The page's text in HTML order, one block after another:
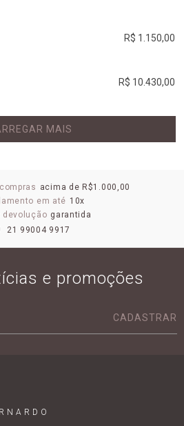
R$ 1.150,00
R$ 10.430,00
MAIS
acima de R$1.000,00
em até 10x
devolução garantida
21 99004 9917
e promoções
CADASTRAR